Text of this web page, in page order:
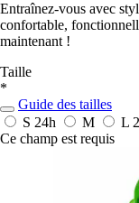
Entraînez-vous avec
confortable,
maintenant !
Taille
*
Guide des tailles
S 24h M L
Ce champ est requis